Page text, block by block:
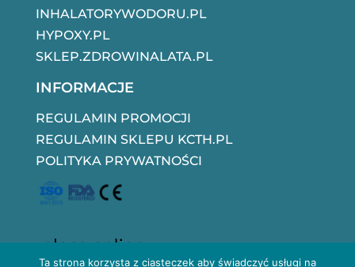
INHALATORYWODORU.PL
HYPOXY.PL
SKLEP.ZDROWINALATA.PL
INFORMACJE
REGULAMIN PROMOCJI
REGULAMIN SKLEPU KCTH.PL
POLITYKA PRYWATNOŚCI
Ta strona korzysta z ciasteczek aby świadczyć usługi na